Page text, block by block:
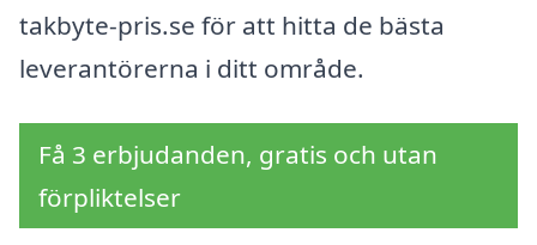
takbyte-pris.se för att hitta de bästa
leverantörerna i ditt område.
Få 3 erbjudanden, gratis och utan
förpliktelser